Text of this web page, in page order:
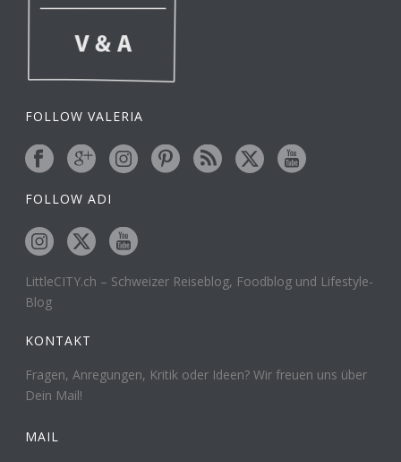
FOLLOW VALERIA
FOLLOW ADI
LittleCITY.ch – Schweizer Reiseblog, Foodblog und Lifestyle-
Blog
KONTAKT
Fragen, Anregungen, Kritik oder Ideen? Wir freuen uns über
Dein Mail!
MAIL